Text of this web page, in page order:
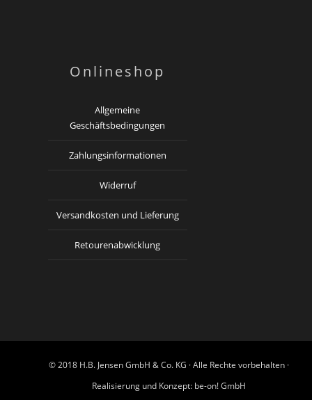
Onlineshop
Allgemeine
Geschäftsbedingungen
Zahlungsinformationen
Widerruf
Versandkosten und Lieferung
Retourenabwicklung
© 2018 H.B. Jensen GmbH & Co. KG · Alle Rechte vorbehalten ·
Realisierung und Konzept: be-on! GmbH